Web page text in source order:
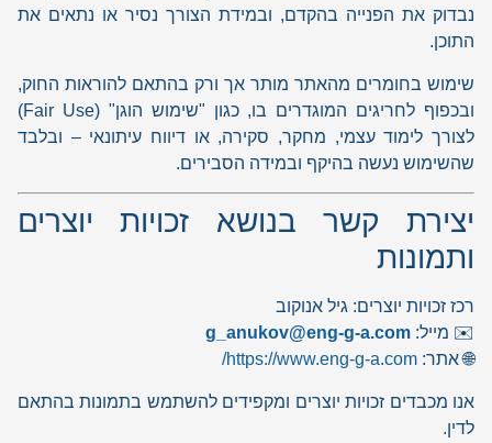
נבדוק את הפנייה בהקדם, ובמידת הצורך נסיר או נתאים את
התוכן.
שימוש בחומרים מהאתר מותר אך ורק בהתאם להוראות החוק,
ובכפוף לחריגים המוגדרים בו, כגון "שימוש הוגן" (Fair Use)
לצורך לימוד עצמי, מחקר, סקירה, או דיווח עיתונאי – ובלבד
שהשימוש נעשה בהיקף ובמידה הסבירים.
יצירת קשר בנושא זכויות יוצרים
ותמונות
רכז זכויות יוצרים: גיל אנוקוב
✉️ מייל: g_anukov@eng-g-a.com
🌐 אתר: https://www.eng-g-a.com/
אנו מכבדים זכויות יוצרים ומקפידים להשתמש בתמונות בהתאם
לדין.